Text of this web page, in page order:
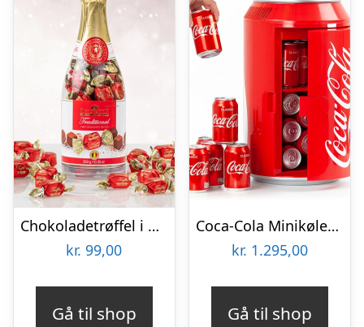
Chokoladetrøffel i Champagneflaske
kr. 99,00
Gå til shop
Coca-Cola Minikøleskab
kr. 1.295,00
Gå til shop